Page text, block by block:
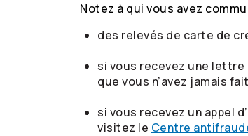
Notez à qui vous avez
des relevés de carte de
si vous recevez une lettre
que vous n’avez jamais
si vous recevez un appel
visitez le Centre